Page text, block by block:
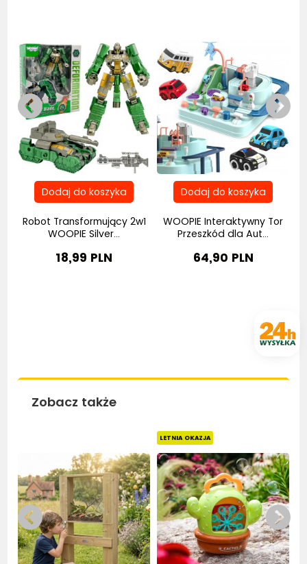
Robot Transformujący 2w1
WOOPIE Silver...
18,99 PLN
WOOPIE Interaktywny Tor
Przeszkód dla Aut...
64,90 PLN
Zobacz także
LETNIA OKAZJA